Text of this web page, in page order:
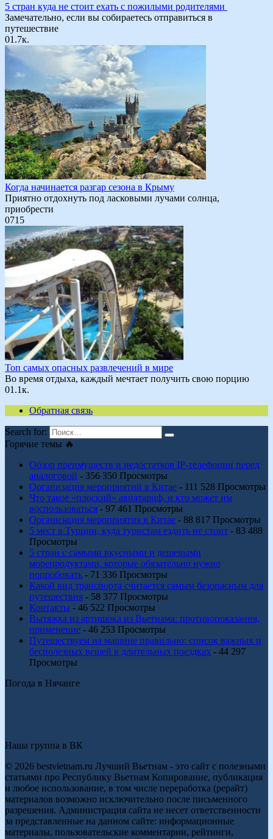
5 стран куда не стоит ехать с пожилыми родителями
Замечательно, если вы собираетесь отправиться в
путешествие
01.7к.
Когда начинается разгар сезона в Крыму
Приятно отдохнуть под ласковыми лучами солнца,
приобрести
0715
Топ самых опасных развлечений в мире
Во время отдыха, каждый мечтает получить свою порцию
01.1к.
Обратная связь
Search for:
Горячие темы 🔥
Обзор преимуществ и недостатков IP-телефонии перед
аналоговой - 356 350 Просмотры
Организация мероприятий в Китае - 111 528 Просмотры
Что такое «плоский» авиатариф, и кто может им
воспользоваться - 97 461 Просмотры
Организация мероприятия в Китае - 88 817 Просмотры
5 мест в Турции, куда туристам ездить не стоит - 83 488
Просмотры
5 стран с самыми вкусными и дешевыми
морепродуктами, которые обязательно нужно
попробовать - 71 336 Просмотры
Какой вид транспорта считается самым безопасным для
путешествия - 58 377 Просмотры
Контакты - 46 522 Просмотры
Вытяжка из артишока из Вьетнама: противопоказания,
применение - 46 253 Просмотры
Путешествуем на машине правильно: список важных и
бесполезных вещей в длительных поездках - 44 297
Просмотры
Погода в Нячанге
Наша группа в ВК
© 2026 bestvietnam.ru Лучший Вьетнам - это сайт с полезными
статьями про Республику Вьетнам Копирование, публикация
и любое использование, в том числе переработка (рерайт)
материалов возможно исключительно после письменного
разрешения. Администрация сайта не несет ответственности
за представленные на данном сайте: информационные
материалы, пользовательские комментарии, рейтинги,